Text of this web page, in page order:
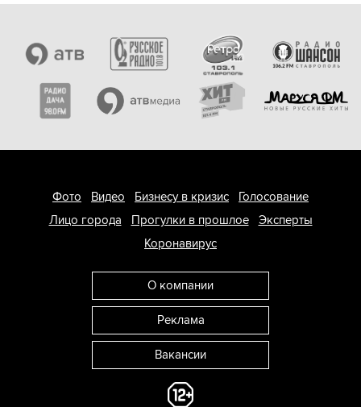
Фото Видео Бизнесу в кризис
Голосование
Лицо города
Прогулки в прошлое
Эксперты
Коронавирус
О компании
Реклама
Вакансии